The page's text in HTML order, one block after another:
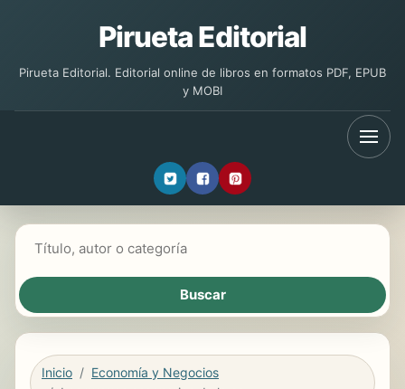
Pirueta Editorial
Pirueta Editorial. Editorial online de libros en formatos PDF, EPUB
y MOBI
Inicio
Economía y Negocios